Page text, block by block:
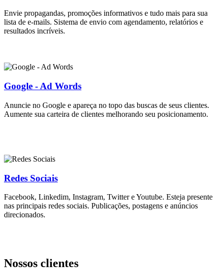
Envie propagandas, promoções informativos e tudo mais para sua
lista de e-mails. Sistema de envio com agendamento, relatórios e
resultados incríveis.
Google - Ad Words
Anuncie no Google e apareça no topo das buscas de seus clientes.
Aumente sua carteira de clientes melhorando seu posicionamento.
Redes Sociais
Facebook, Linkedim, Instagram, Twitter e Youtube. Esteja presente
nas principais redes sociais. Publicações, postagens e anúncios
direcionados.
Nossos clientes